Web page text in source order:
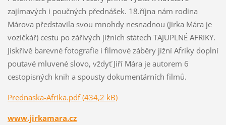
zajímavých i poučných přednášek. 18.října nám rodina
Márova představila svou mnohdy nesnadnou (Jirka Mára je
vozíčkář) cestu po zářivých jižních státech TAJUPLNÉ AFRIKY.
Jiskřivě barevné fotografie i filmové záběry jižní Afriky doplní
poutavé mluvené slovo, vždyť Jiří Mára je autorem 6
cestopisných knih a spousty dokumentárních filmů.
Prednaska-Afrika.pdf (434,2 kB)
www.jirkamara.cz